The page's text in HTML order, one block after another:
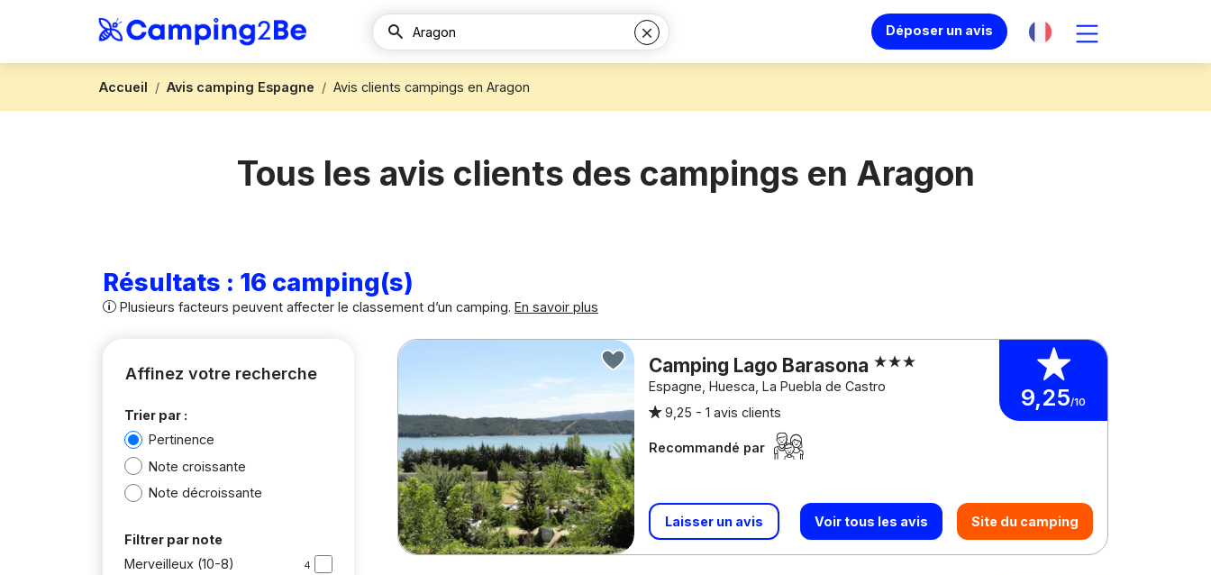
Déposer un avis
Accueil Avis camping Espagne Avis clients campings en Aragon
Tous les avis clients des campings en Aragon
Résultats : 16 camping(s)
Plusieurs facteurs peuvent affecter le classement d’un camping. En savoir plus
Affinez votre recherche
Trier par :
Pertinence
Note croissante
Note décroissante
Filtrer par note
Merveilleux (10-8)
4
9,25/10
Camping Lago Barasona
Espagne, Huesca, La Puebla de Castro
9,25 -1 avis clients
Recommandé par
Laisser un avis Voir tous les avis Site du camping